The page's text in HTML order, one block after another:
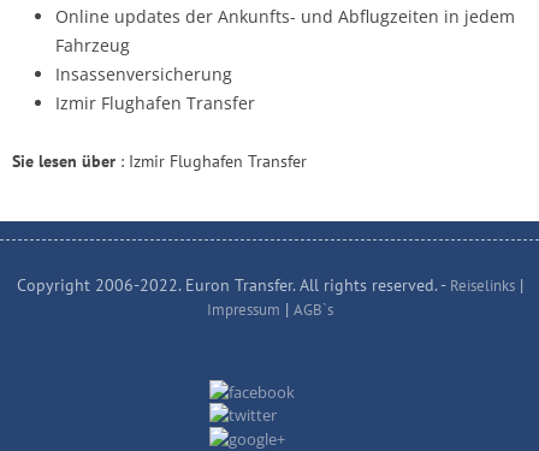
Online updates der Ankunfts- und Abflugzeiten in jedem
Fahrzeug
Insassenversicherung
Izmir Flughafen Transfer
Sie lesen über : Izmir Flughafen Transfer
Copyright 2006-2022. Euron Transfer. All rights reserved. - Reiselinks|
Impressum | AGB`s